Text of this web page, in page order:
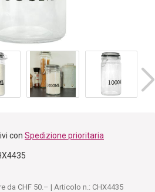
con Spedizione prioritaria
da CHF 50.– | Articolo n.: CHX4435